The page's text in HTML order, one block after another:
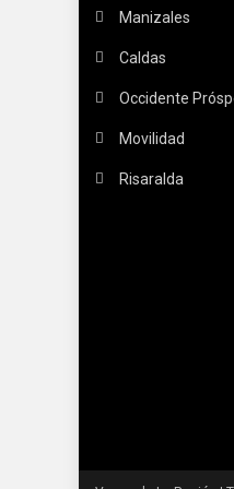
Manizales
Caldas
Occidente
Movilidad
Risaralda